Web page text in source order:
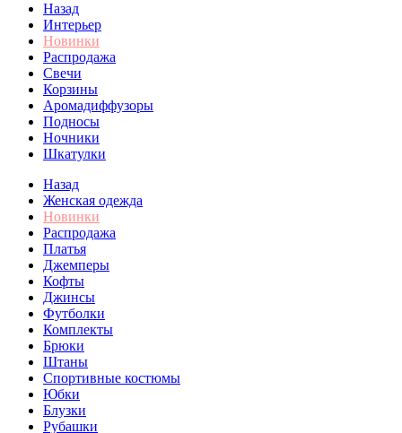
Назад
Интерьер
Новинки
Распродажа
Свечи
Корзины
Аромадиффузоры
Подносы
Ночники
Шкатулки
Назад
Женская одежда
Новинки
Распродажа
Платья
Джемперы
Кофты
Джинсы
Футболки
Комплекты
Брюки
Штаны
Спортивные костюмы
Юбки
Блузки
Рубашки